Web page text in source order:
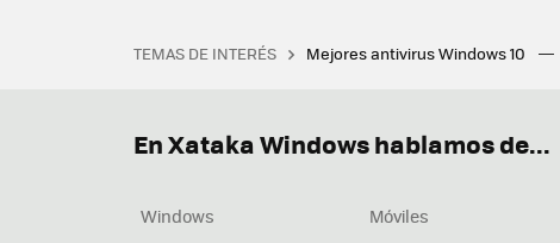
TEMAS DE INTERÉS Mejores antivirus Windows 10
En Xataka Windows hablamos de...
Windows Móviles